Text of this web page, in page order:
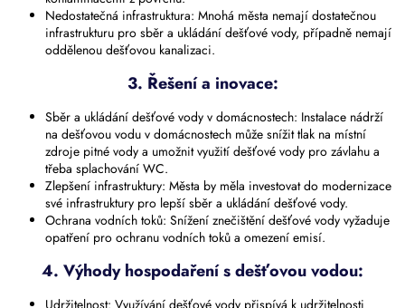
Nedostatečná infrastruktura: Mnohá města nemají dostatečnou
infrastrukturu pro sběr a ukládání dešťové vody, případně nemají
oddělenou dešťovou kanalizaci.
3. Řešení a inovace:
Sběr a ukládání dešťové vody v domácnostech: Instalace nádrží
na dešťovou vodu v domácnostech může snížit tlak na místní
zdroje pitné vody a umožnit využití dešťové vody pro závlahu a
třeba splachování WC.
Zlepšení infrastruktury: Města by měla investovat do modernizace
své infrastruktury pro lepší sběr a ukládání dešťové vody.
Ochrana vodních toků: Snížení znečištění dešťové vody vyžaduje
opatření pro ochranu vodních toků a omezení emisí.
4. Výhody hospodaření s dešťovou vodou: